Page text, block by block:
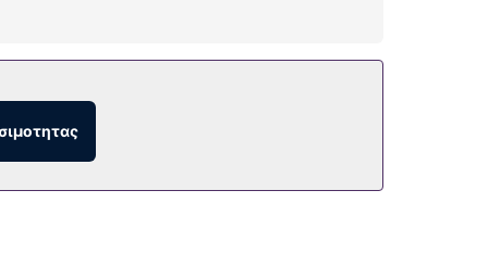
παροχές σε αυτό το ξενοδοχείο
χρέωση είναι διαθέσιμο πρωινό (τοπική